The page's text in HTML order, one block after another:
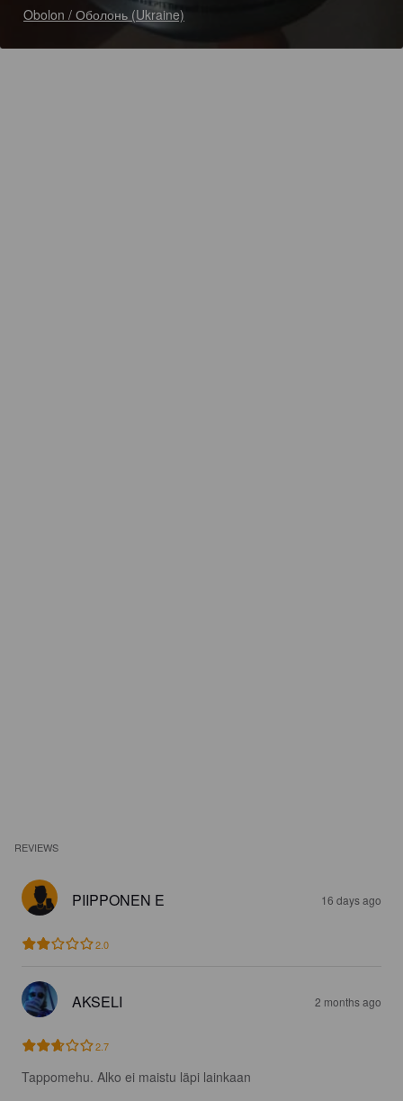
Obolon / Оболонь (Ukraine)
REVIEWS
PIIPPONEN E 16 days ago
2.0
AKSELI 2 months ago
2.7
Tappomehu. Alko ei maistu läpi lainkaan